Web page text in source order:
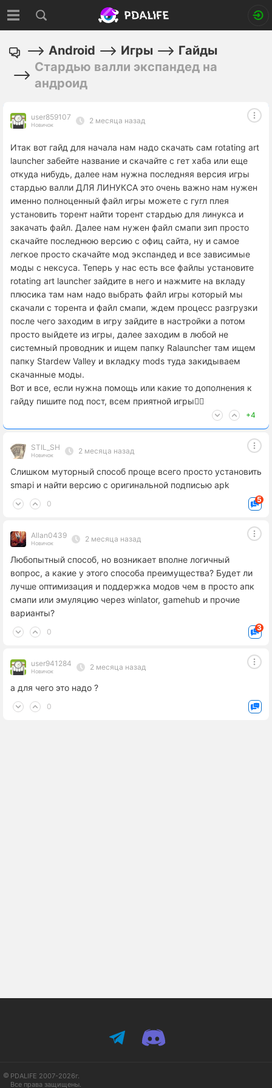
Android Игры
Гайды
Стардью валли экспандед на
андроид
user859107
Новичок 2 месяца назад
Итак вот гайд для начала нам надо скачать сам rotating art
launcher забейте название и скачайте с гет хаба или еще
откуда нибудь, далее нам нужна последняя версия игры
стардью валли ДЛЯ ЛИНУКСА это очень важно нам нужен
именно полноценный файл игры можете с гугл плея
установить торент найти торент стардью для линукса и
закачать файл. Далее нам нужен файл смапи зип просто
скачайте последнюю версию с офиц сайта, ну и самое
легкое просто скачайте мод экспандед и все зависимые
моды с нексуса. Теперь у нас есть все файлы установите
rotating art launcher зайдите в него и нажмите на вкладу
плюсика там нам надо выбрать файл игры который мы
скачали с торента и файл смапи, ждем процесс разгрузки
после чего заходим в игру зайдите в настройки а потом
просто выйдете из игры, далее заходим в любой не
системный проводник и ищем папку Ralauncher там ищем
папку Stardew Valley и вкладку mods туда закидываем
скачанные моды.
Вот и все, если нужна помощь или какие то дополнения к
гайду пишите под пост, всем приятной игры❤️‍🔥
+4
STIL_SH
Новичок 2 месяца назад
Слишком муторный способ проще всего просто установить
smapi и найти версию с оригинальной подписью apk
0 5
Allan0439
Новичок 2 месяца назад
Любопытный способ, но возникает вполне логичный
вопрос, а какие у этого способа преимущества? Будет ли
лучше оптимизация и поддержка модов чем в просто апк
смапи или эмуляцию через winlator, gamehub и прочие
варианты?
0 3
user941284
Новичок 2 месяца назад
а для чего это надо ?
0
PDALIFE 2007-2026г.
Все права защищены.